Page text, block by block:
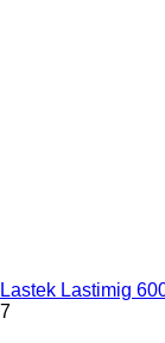
Lastek Lastimig
7